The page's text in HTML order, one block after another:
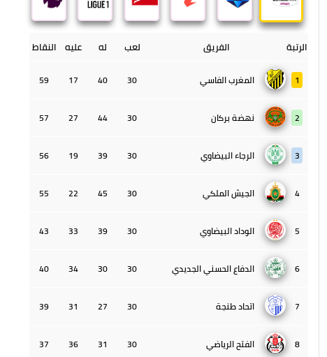
الرتبة الفريق لعب له عليه النقاط
1 المغرب الفاسي 30
40
17
59
2 نهضة بركان 30
44
27
57
3 الرجاء البيضاوي 30
39
19
56
4 الجيش الملكي 30
45
22
55
5 الوداد البيضاوي 30
39
33
43
6 الدفاع الحسني الجديدي 30
30
34
40
7 اتحاد طنجة 30
27
31
39
8 الفتح الرياضي 30
31
36
37